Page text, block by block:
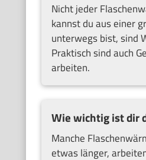
Nicht jeder
kannst du aus einer
unterwegs bist, sind
Praktisch sind auch
arbeiten.
Wie wichtig ist dir
Manche
etwas länger,